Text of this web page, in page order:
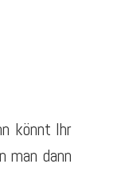
könnt Ihr
man dann